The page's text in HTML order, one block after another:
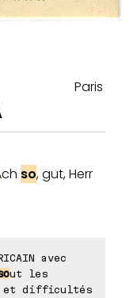
Paris
so, gut, Herr
avec
ut les
et difficultés